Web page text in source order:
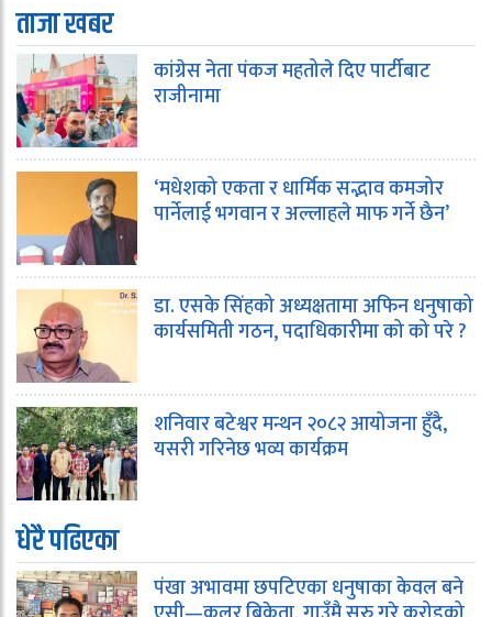
ताजा खबर
कांग्रेस नेता पंकज महतोले दिए पार्टीबाट
राजीनामा
‘मधेशको एकता र धार्मिक सद्भाव कमजोर
पार्नेलाई भगवान र अल्लाहले माफ गर्ने छैन’
डा. एसके सिंहको अध्यक्षतामा अफिन धनुषाको
कार्यसमिती गठन, पदाधिकारीमा को को परे ?
शनिवार बटेश्वर मन्थन २०८२ आयोजना हुँदै,
यसरी गरिनेछ भव्य कार्यक्रम
धेरै पढिएका
पंखा अभावमा छपटिएका धनुषाका केवल बने